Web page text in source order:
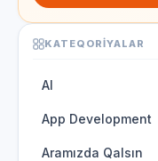
KATEQORIYALAR
AI
App Development
Aramızda Qalsın